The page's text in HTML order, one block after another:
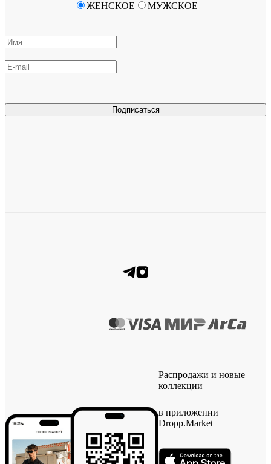
Подписаться
ЖЕНСКОЕ МУЖСКОЕ
Распродажи и новые
коллекции
в приложении
Dropp.Market